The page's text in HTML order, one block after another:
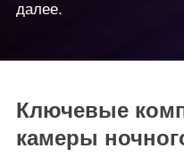
далее.
Ключевые
камеры